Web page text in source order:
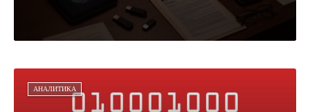
АНАЛИТИКА